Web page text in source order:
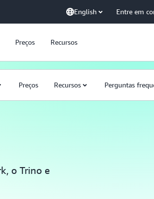
English Entre em
Preços Recursos
Preços Recursos Perguntas
o Trino e